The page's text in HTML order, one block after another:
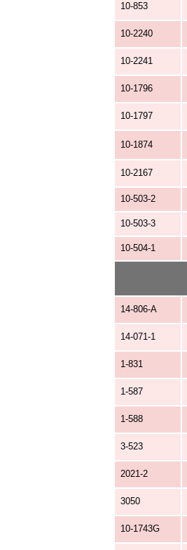
10-853
10-2240
10-2241
10-1796
10-1797
10-1874
10-2167
10-503-2
10-503-3
10-504-1
14-806-A
14-071-1
1-831
1-587
1-588
3-523
2021-2
3050
10-1743G